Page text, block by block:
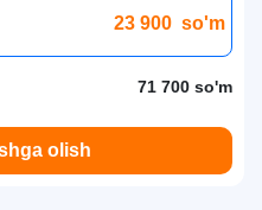
23 900 so'm
71 700 so'm
olish